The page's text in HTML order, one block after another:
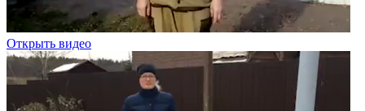
Открыть видео